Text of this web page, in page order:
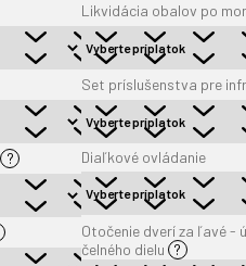
Likvidácia obalov po
Set príslušenstva pre
? Diaľkové ovládanie
Otočenie dverí za ľavé -
čelného dielu ?